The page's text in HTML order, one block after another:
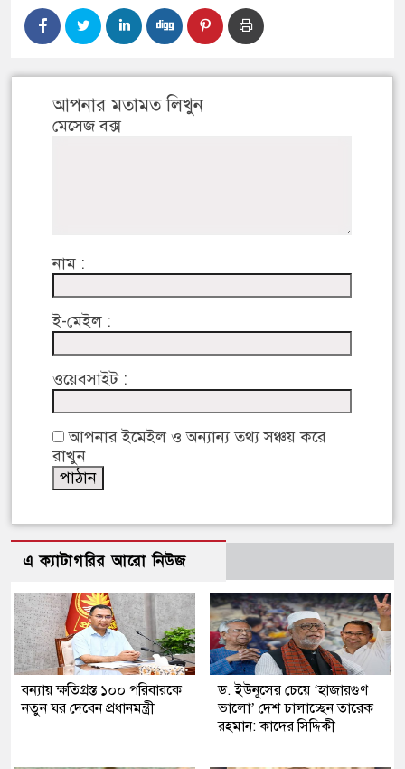
আপনার মতামত লিখুন
মেসেজ বক্স
নাম :
ই-মেইল :
ওয়েবসাইট :
আপনার ইমেইল ও অন্যান্য তথ্য সঞ্চয় করে
রাখুন
এ ক্যাটাগরির আরো নিউজ
বন্যায় ক্ষতিগ্রস্ত ১০০ পরিবারকে
নতুন ঘর দেবেন প্রধানমন্ত্রী
ড. ইউনূসের চেয়ে ‘হাজারগুণ
ভালো’ দেশ চালাচ্ছেন তারেক
রহমান: কাদের সিদ্দিকী